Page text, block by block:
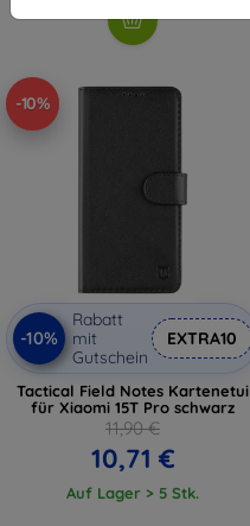
-10%
-10%
Rabatt
mit
Gutschein
EXTRA10
Tactical Field Notes Kartenetui
für Xiaomi 15T Pro schwarz
11,90 €
10,71 €
Auf Lager > 5 Stk.